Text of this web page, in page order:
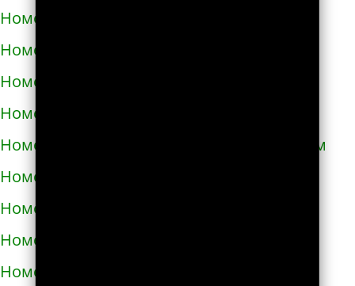
Номера телефонов такси в Кременце
Номера телефонов такси в Кременчуге
Номера телефонов такси в Кривом Роге
Номера телефонов такси в Кролевце
Номера телефонов такси в Кропивницком
Номера телефонов такси в Купянске
Номера телефонов такси в Ладыжине
Номера телефонов такси в Лозовой
Номера телефонов такси в Лохвице